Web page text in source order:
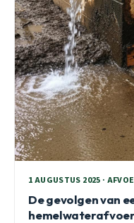
1 AUGUSTUS 2025 ·
De gevolgen van
hemelwaterafvoer